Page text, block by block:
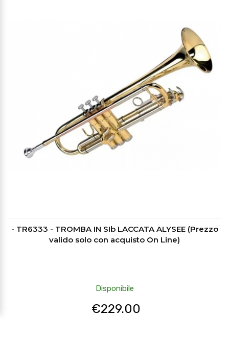
- TR6333 - TROMBA IN SIb LACCATA ALYSEE (Prezzo
valido solo con acquisto On Line)
Disponibile
€229.00